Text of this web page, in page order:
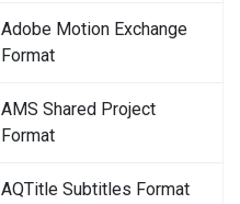
Adobe Motion Exchange
Format
AMS Shared Project
Format
AQTitle Subtitles Format